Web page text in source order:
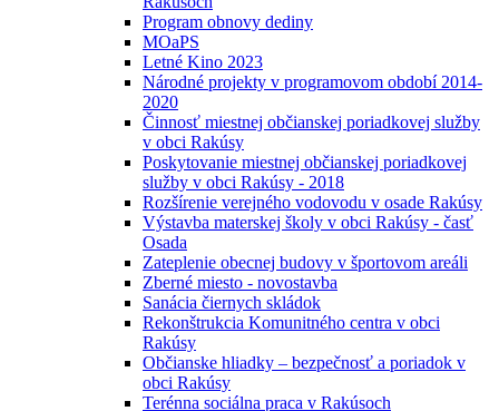
Program obnovy dediny
MOaPS
Letné Kino 2023
Národné projekty v programovom období 2014-
2020
Činnosť miestnej občianskej poriadkovej služby
v obci Rakúsy
Poskytovanie miestnej občianskej poriadkovej
služby v obci Rakúsy - 2018
Rozšírenie verejného vodovodu v osade Rakúsy
Výstavba materskej školy v obci Rakúsy - časť
Osada
Zateplenie obecnej budovy v športovom areáli
Zberné miesto - novostavba
Sanácia čiernych skládok
Rekonštrukcia Komunitného centra v obci
Rakúsy
Občianske hliadky – bezpečnosť a poriadok v
obci Rakúsy
Terénna sociálna praca v Rakúsoch